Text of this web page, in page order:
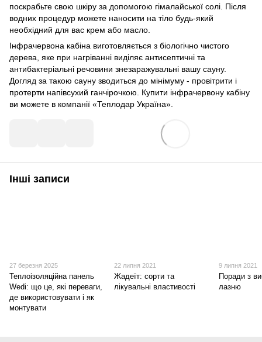
поскрабьте свою шкіру за допомогою гімалайської солі. Після
водних процедур можете наносити на тіло будь-який
необхідний для вас крем або масло.
Інфрачервона кабіна виготовляється з біологічно чистого
дерева, яке при нагріванні виділяє антисептичні та
антибактеріальні речовини знезаражувальні вашу сауну.
Догляд за такою сауну зводиться до мінімуму - провітрити і
протерти напівсухий ганчірочкою. Купити інфрачервону кабіну
ви можете в компанії «Теплодар Україна».
Інші записи
27 березня 2025
Теплоізоляційна панель
Wedi: що це, які переваги,
де використовувати і як
монтувати
22 липня 2021
Жадеїт: сорти та
лікувальні властивості
9 липня 2021
Поради з
лазню